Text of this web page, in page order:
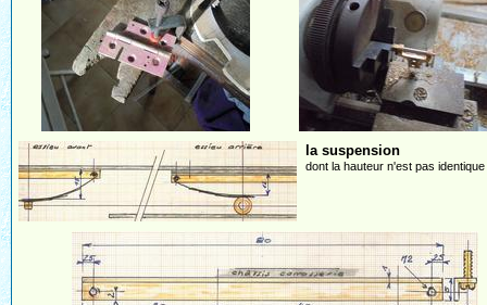
la suspension
dont la hauteur n'est pas